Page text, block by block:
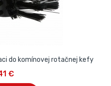
do komínovej rotačnej kefy
€